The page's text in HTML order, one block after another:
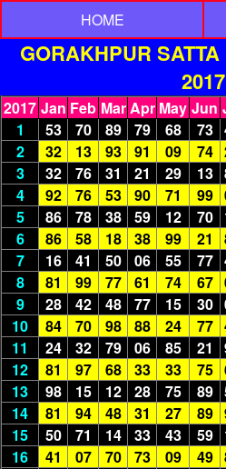
HOME
GORAKHPUR
2017
2017 Jan Feb MarApr May Jun
1
53 70 89 79 68 73
2
32 13 93 91 09 74
3
32 76 31 21 29 13
4
92 76 53 90 71 99
5
86 78 38 59 12 70
6
86 58 18 38 99 21
7
16 41 50 06 55 77
8
81 99 77 61 74 67
9
28 42 48 77 15 30
10
84 70 98 88 24 77
11
24 32 79 06 85 21
12
81 97 68 33 33 75
13
98 15 12 28 75 89
14
81 94 48 31 27 89
15
50 71 14 33 43 59
16
41 07 70 73 09 49